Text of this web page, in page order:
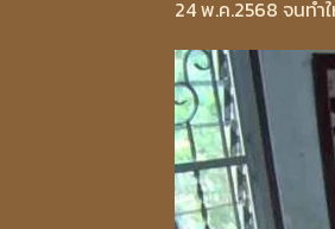
24 พ.ค.2568 จนทำ